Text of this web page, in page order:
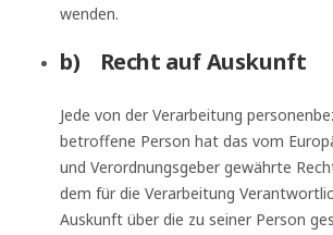
wenden.
b) Recht auf Auskunft
Jede von der Verarbeitung
betroffene Person hat das vom
und Verordnungsgeber gewährte
dem für die Verarbeitung
Auskunft über die zu seiner Person